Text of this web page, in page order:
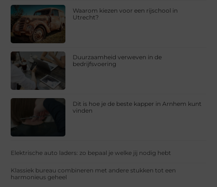
Waarom kiezen voor een rijschool in
Utrecht?
Duurzaamheid verweven in de
bedrijfsvoering
Dit is hoe je de beste kapper in Arnhem kunt
vinden
Elektrische auto laders: zo bepaal je welke jij nodig hebt
Klassiek bureau combineren met andere stukken tot een
harmonieus geheel